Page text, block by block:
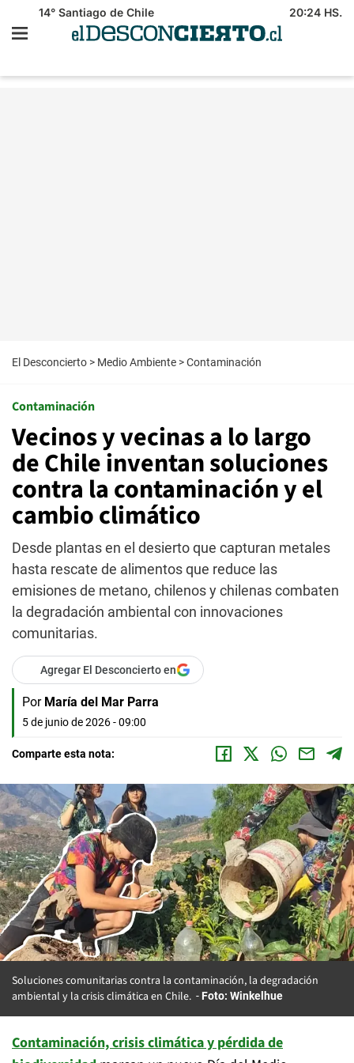
14° Santiago de Chile 20:24 HS.
El Desconcierto > Medio Ambiente >Contaminación
Contaminación
Vecinos y vecinas a lo largo
de Chile inventan soluciones
contra la contaminación y el
cambio climático
Desde plantas en el desierto que capturan metales
hasta rescate de alimentos que reduce las
emisiones de metano, chilenos y chilenas combaten
la degradación ambiental con innovaciones
comunitarias.
Agregar El Desconcierto en
Por María del Mar Parra
5 de junio de 2026 - 09:00
Comparte esta nota:
Soluciones comunitarias contra la contaminación, la degradación
ambiental y la crisis climática en Chile.
Foto: Winkelhue
Contaminación, crisis climática y pérdida de